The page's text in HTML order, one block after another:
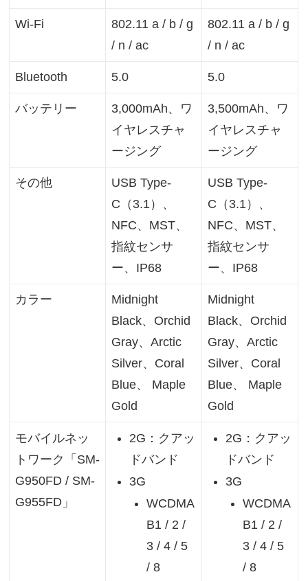
Wi-Fi
802.11 a / b / g
/ n / ac
802.11 a / b / g
/ n / ac
Bluetooth 5.0 5.0
バッテリー
3,000mAh、ワ
イヤレスチャ
ージング
3,500mAh、ワ
イヤレスチャ
ージング
その他
USB Type-
C（3.1）、
NFC、MST、
指紋センサ
ー、IP68
USB Type-
C（3.1）、
NFC、MST、
指紋センサ
ー、IP68
カラー
Midnight
Black、Orchid
Gray、Arctic
Silver、Coral
Blue、 Maple
Gold
Midnight
Black、Orchid
Gray、Arctic
Silver、Coral
Blue、 Maple
Gold
モバイルネッ
トワーク「SM-
G950FD / SM-
G955FD」
2G：クアッ
ドバンド
3G
WCDMA
B1 / 2 /
3 / 4 / 5
/ 8
2G：クアッ
ドバンド
3G
WCDMA
B1 / 2 /
3 / 4 / 5
/ 8